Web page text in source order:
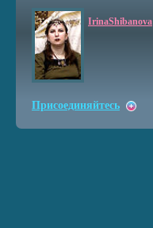
IrinaShibanova
Присоединяйтесь